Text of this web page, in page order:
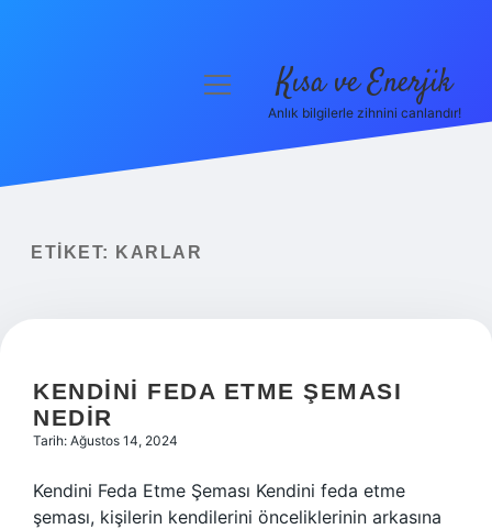
Yasal Uyarı
menüyü
Kısa ve Enerjik
Anlık bilgilerle zihnini canlandır!
ETIKET: KARLAR
KENDINI FEDA ETME ŞEMASI
NEDIR
Tarih: Ağustos 14, 2024
Kendini Feda Etme Şeması Kendini feda etme
şeması, kişilerin kendilerini önceliklerinin arkasına